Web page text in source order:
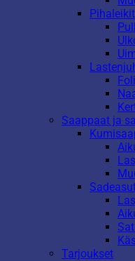
Pihaleikit
Saappaat ja
Tarjoukset